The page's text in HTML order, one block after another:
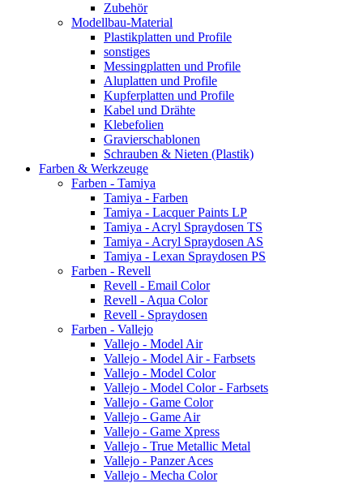
Zubehör
Modellbau-Material
Plastikplatten und Profile
sonstiges
Messingplatten und Profile
Aluplatten und Profile
Kupferplatten und Profile
Kabel und Drähte
Klebefolien
Gravierschablonen
Schrauben & Nieten (Plastik)
Farben & Werkzeuge
Farben - Tamiya
Tamiya - Farben
Tamiya - Lacquer Paints LP
Tamiya - Acryl Spraydosen TS
Tamiya - Acryl Spraydosen AS
Tamiya - Lexan Spraydosen PS
Farben - Revell
Revell - Email Color
Revell - Aqua Color
Revell - Spraydosen
Farben - Vallejo
Vallejo - Model Air
Vallejo - Model Air - Farbsets
Vallejo - Model Color
Vallejo - Model Color - Farbsets
Vallejo - Game Color
Vallejo - Game Air
Vallejo - Game Xpress
Vallejo - True Metallic Metal
Vallejo - Panzer Aces
Vallejo - Mecha Color